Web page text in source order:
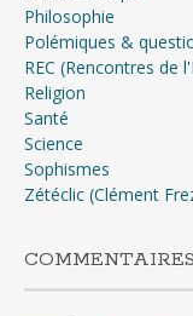
Philosophie
Polémiques &
REC (Rencontres de
Religion
Santé
Science
Sophismes
Zétéclic (Clément